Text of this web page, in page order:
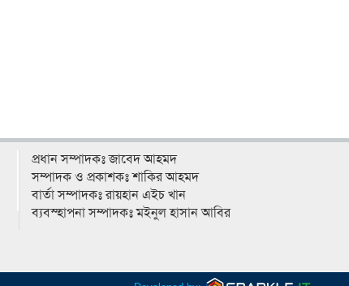
প্রধান সম্পাদকঃ জাবেদ আহমদ
সম্পাদক ও প্রকাশকঃ শাকির আহমদ
বার্তা সম্পাদকঃ রায়হান এইচ খান
ব‍্যবস্হাপনা সম্পাদকঃ মইনুল হাসান আবির